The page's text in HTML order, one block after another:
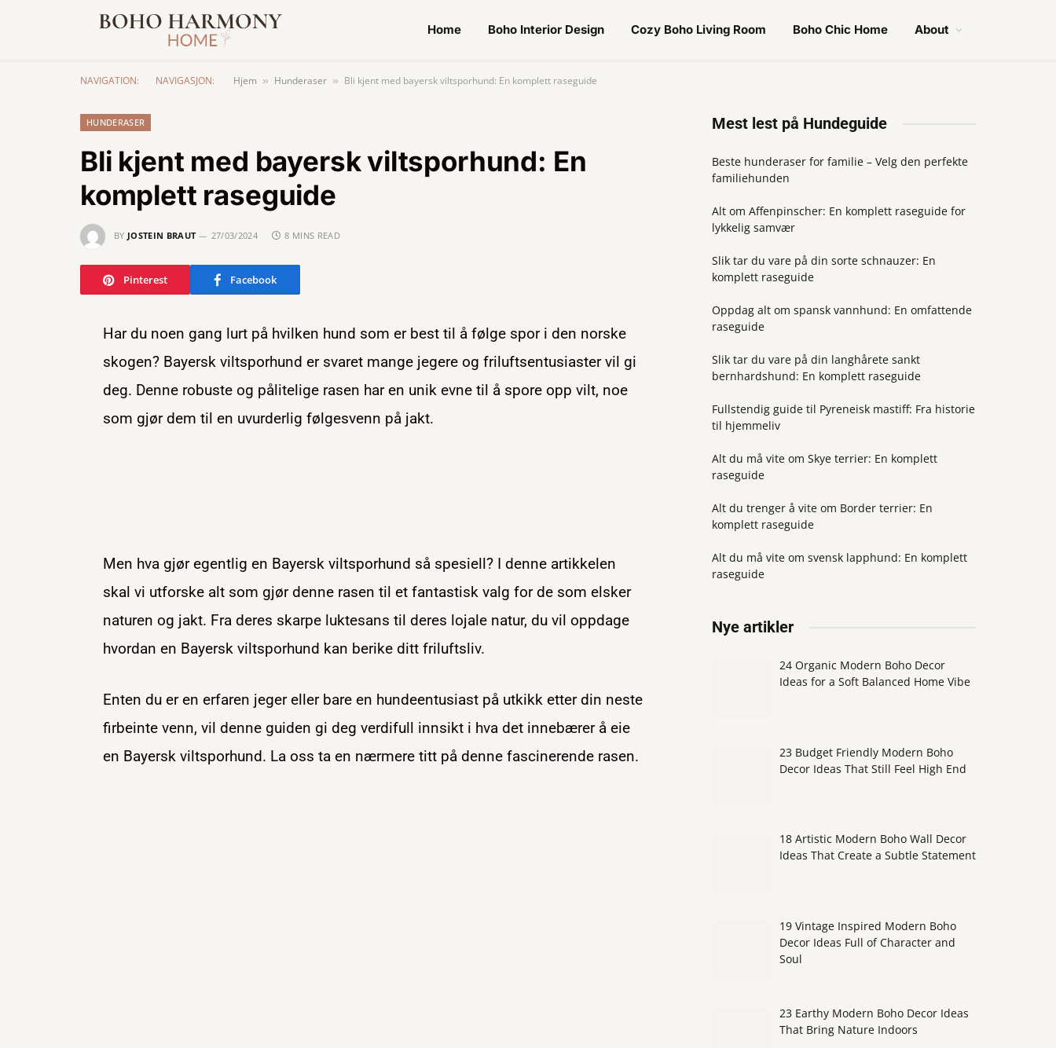
Home Boho Interior Design Cozy Boho Living Room Boho Chic Home About
NAVIGATION: NAVIGASJON: Hjem » Hunderaser » Bli kjent med bayersk viltsporhund: En komplett raseguide
HUNDERASER
Bli kjent med bayersk viltsporhund: En
komplett raseguide
BY JOSTEIN BRAUT 27/03/2024 8 MINS READ
Pinterest Facebook
Har du noen gang lurt på hvilken hund som er best til å følge spor i den norske
skogen? Bayersk viltsporhund er svaret mange jegere og friluftsentusiaster vil gi
deg. Denne robuste og pålitelige rasen har en unik evne til å spore opp vilt, noe
som gjør dem til en uvurderlig følgesvenn på jakt.
Men hva gjør egentlig en Bayersk viltsporhund så spesiell? I denne artikkelen
skal vi utforske alt som gjør denne rasen til et fantastisk valg for de som elsker
naturen og jakt. Fra deres skarpe luktesans til deres lojale natur, du vil oppdage
hvordan en Bayersk viltsporhund kan berike ditt friluftsliv.
Enten du er en erfaren jeger eller bare en hundeentusiast på utkikk etter din neste
firbeinte venn, vil denne guiden gi deg verdifull innsikt i hva det innebærer å eie
en Bayersk viltsporhund. La oss ta en nærmere titt på denne fascinerende rasen.
Mest lest på Hundeguide
Beste hunderaser for familie – Velg den perfekte
familiehunden
Alt om Affenpinscher: En komplett raseguide for
lykkelig samvær
Slik tar du vare på din sorte schnauzer: En
komplett raseguide
Oppdag alt om spansk vannhund: En omfattende
raseguide
Slik tar du vare på din langhårete sankt
bernhardshund: En komplett raseguide
Fullstendig guide til Pyreneisk mastiff: Fra historie
til hjemmeliv
Alt du må vite om Skye terrier: En komplett
raseguide
Alt du trenger å vite om Border terrier: En
komplett raseguide
Alt du må vite om svensk lapphund: En komplett
raseguide
Nye artikler
24 Organic Modern Boho Decor
Ideas for a Soft Balanced Home Vibe
23 Budget Friendly Modern Boho
Decor Ideas That Still Feel High End
18 Artistic Modern Boho Wall Decor
Ideas That Create a Subtle Statement
19 Vintage Inspired Modern Boho
Decor Ideas Full of Character and
Soul
23 Earthy Modern Boho Decor Ideas
That Bring Nature Indoors